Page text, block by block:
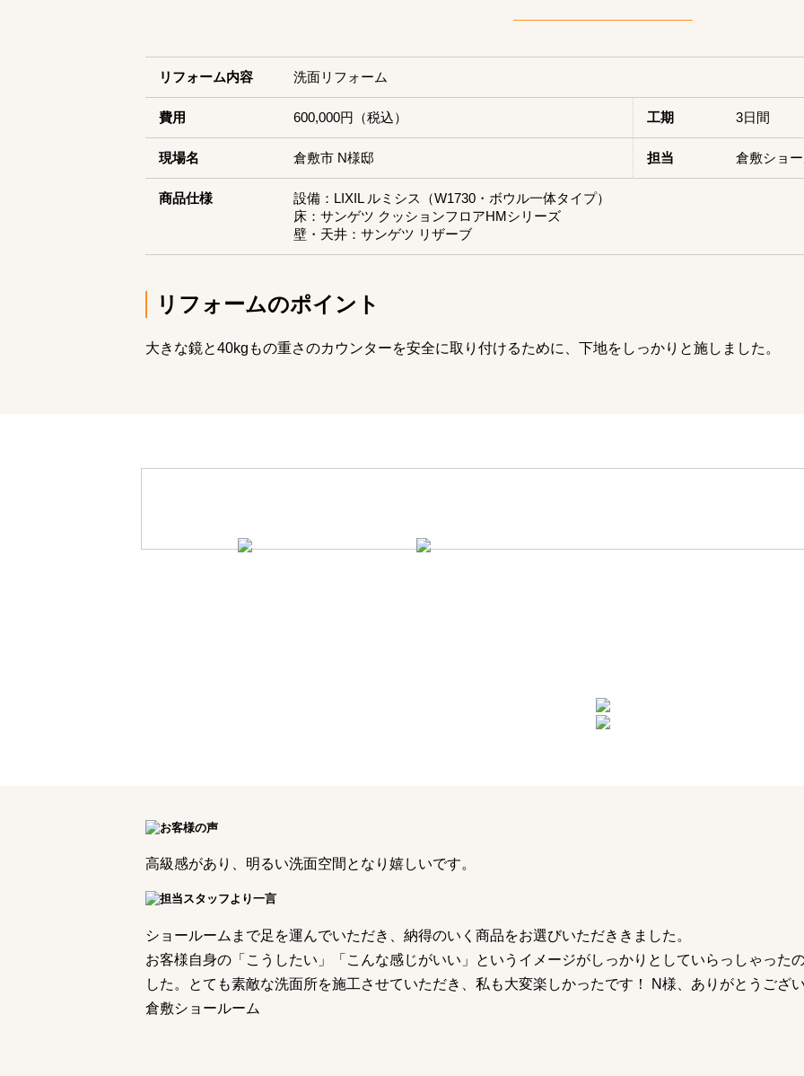
リフォーム内容 洗面リフォーム
費用 600,000円（税込） 工期 3日間
現場名 倉敷市 N様邸 担当 倉敷ショ
商品仕様
設備：LIXIL ルミシス（W1730・ボウル一体タイプ）
床：サンゲツ クッションフロアHMシリーズ
壁・天井：サンゲツ リザーブ
リフォームのポイント
大きな鏡と40kgもの重さのカウンターを安全に取り付けるために、下地をしっかりと施しました。
高級感があり、明るい洗面空間となり嬉しいです。
ショールームまで足を運んでいただき、納得のいく商品をお選びいただききました。
お客様自身の「こうしたい」「こんな感じがいい」というイメージがしっかりとしていらっしゃった
した。とても素敵な洗面所を施工させていただき、私も大変楽しかったです！ N様、ありがとうござ
倉敷ショールーム